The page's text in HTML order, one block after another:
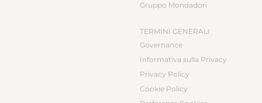
Gruppo Mondadori
TERMINI GENERALI
Governance
Informativa sulla Privacy
Privacy Policy
Cookie Policy